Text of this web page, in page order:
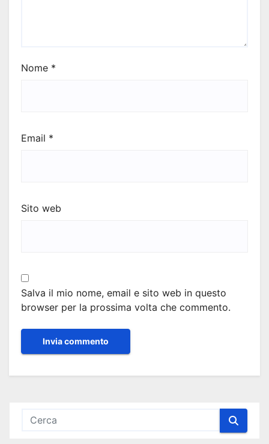
Nome *
Email *
Sito web
Salva il mio nome, email e sito web in questo
browser per la prossima volta che commento.